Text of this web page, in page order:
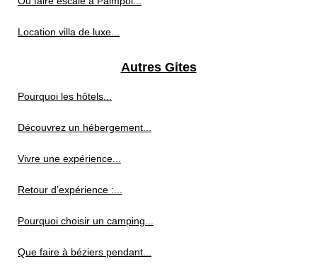
Location villa de luxe...
Autres Gites
Pourquoi les hôtels...
Découvrez un hébergement...
Vivre une expérience...
Retour d’expérience :...
Pourquoi choisir un camping...
Que faire à béziers pendant...